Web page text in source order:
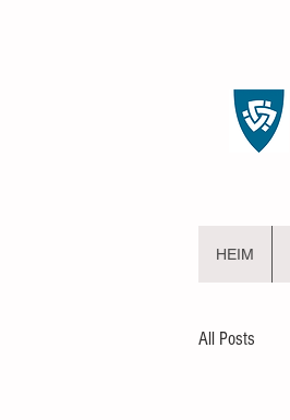
HEIM
All Posts